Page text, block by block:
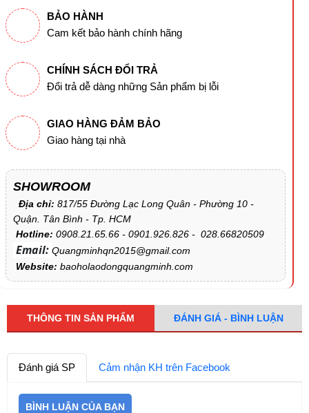
BẢO HÀNH
Cam kết bảo hành chính hãng
CHÍNH SÁCH ĐỔI TRẢ
Đổi trả dễ dàng những Sản phẩm bị lỗi
GIAO HÀNG ĐẢM BẢO
Giao hàng tại nhà
SHOWROOM
Địa chỉ: 817/55 Đường Lạc Long Quân - Phường 10 -
Quận. Tân Bình - Tp. HCM
Hotline: 0908.21.65.66 - 0901.926.826 - 028.66820509
Email: Quangminhqn2015@gmail.com
Website: baoholaodongquangminh.com
THÔNG TIN SẢN PHẨM ĐÁNH GIÁ - BÌNH LUẬN
Đánh giá SP Cảm nhận KH trên Facebook
BÌNH LUẬN CỦA BẠN